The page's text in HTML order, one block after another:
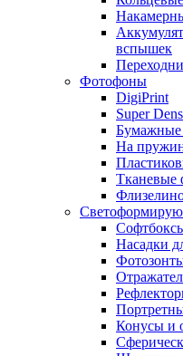
вспышек
Фотофоны
DigiPrint
Super
На
Тканевые
Насадки
Конусы и